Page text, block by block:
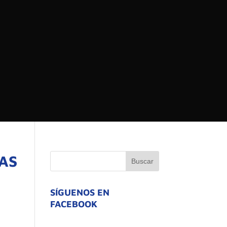
SÍGUENOS EN
FACEBOOK